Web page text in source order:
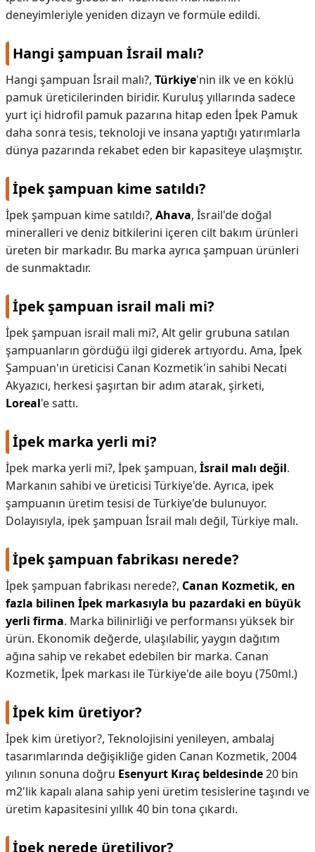
deneyimleriyle yeniden dizayn ve formüle edildi.
Hangi şampuan İsrail malı?
Hangi şampuan İsrail malı?, Türkiye'nin ilk ve en köklü
pamuk üreticilerinden biridir. Kuruluş yıllarında sadece
yurt içi hidrofil pamuk pazarına hitap eden İpek Pamuk
daha sonra tesis, teknoloji ve insana yaptığı yatırımlarla
dünya pazarında rekabet eden bir kapasiteye ulaşmıştır.
İpek şampuan kime satıldı?
İpek şampuan kime satıldı?, Ahava, İsrail'de doğal
mineralleri ve deniz bitkilerini içeren cilt bakım ürünleri
üreten bir markadır. Bu marka ayrıca şampuan ürünleri
de sunmaktadır.
İpek şampuan israil mali mi?
İpek şampuan israil mali mi?, Alt gelir grubuna satılan
şampuanların gördüğü ilgi giderek artıyordu. Ama, İpek
Şampuan'ın üreticisi Canan Kozmetik'in sahibi Necati
Akyazıcı, herkesi şaşırtan bir adım atarak, şirketi,
Loreal'e sattı.
İpek marka yerli mi?
İpek marka yerli mi?, İpek şampuan, İsrail malı değil.
Markanın sahibi ve üreticisi Türkiye'de. Ayrıca, ipek
şampuanın üretim tesisi de Türkiye'de bulunuyor.
Dolayısıyla, ipek şampuan İsrail malı değil, Türkiye malı.
İpek şampuan fabrikası nerede?
İpek şampuan fabrikası nerede?, Canan Kozmetik, en
fazla bilinen İpek markasıyla bu pazardaki en büyük
yerli firma. Marka bilinirliği ve performansı yüksek bir
ürün. Ekonomik değerde, ulaşılabilir, yaygın dağıtım
ağına sahip ve rekabet edebilen bir marka. Canan
Kozmetik, İpek markası ile Türkiye'de aile boyu (750ml.)
İpek kim üretiyor?
İpek kim üretiyor?, Teknolojisini yenileyen, ambalaj
tasarımlarında değişikliğe giden Canan Kozmetik, 2004
yılının sonuna doğru Esenyurt Kıraç beldesinde20 bin
m2'lik kapalı alana sahip yeni üretim tesislerine taşındı ve
üretim kapasitesini yıllık 40 bin tona çıkardı.
İpek nerede üretiliyor?